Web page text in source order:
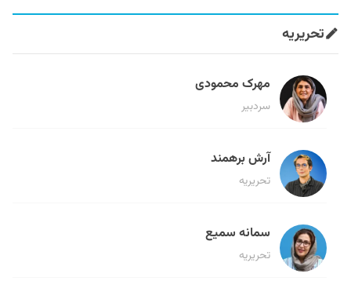
تحریریه
مهرک محمودی
سردبیر
آرش برهمند
تحریریه
سمانه سمیع
تحریریه